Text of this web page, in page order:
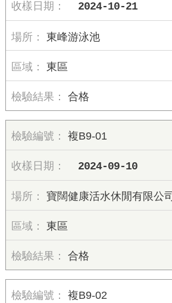
2024-10-21
東峰游泳池
東區
合格
複B9-01
2024-09-10
寶闊健康活水休閒有限公司
東區
合格
複B9-02